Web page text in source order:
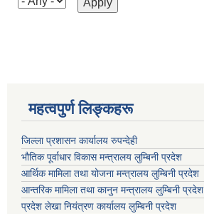
महत्वपुर्ण लिङ्कहरू
जिल्ला प्रशासन कार्यालय रुपन्देही
भौतिक पूर्वाधार विकास मन्त्रालय लुम्बिनी प्रदेश
आर्थिक मामिला तथा योजना मन्त्रालय लुम्बिनी प्रदेश
आन्तरिक मामिला तथा कानुन मन्त्रालय लुम्बिनी प्रदेश
प्रदेश लेखा नियंत्रण कार्यालय लुम्बिनी प्रदेश